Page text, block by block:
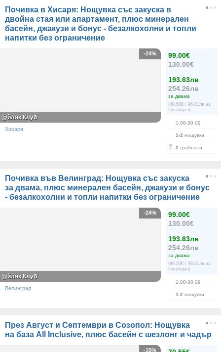
Почивка в Хисаря: Нощувка със закуска в
двойна стая или апартамент, плюс минерален
басейн, джакузи и бонус - безалкохолни и топли
напитки без ограничение
99.00€
130.00€
193.63лв
254.26лв
за двама
(49.50€ / 96.81лв на
човек/ден)
1.08-30.09
1-2 нощувки
2 грабнати
-24%
@йляк Клуб
Хисаря
Почивка във Велинград: Нощувка със закуска
за двама, плюс минерален басейн, джакузи и бонус
- безалкохолни и топли напитки без ограничение
99.00€
130.00€
193.63лв
254.26лв
за двама
(49.50€ / 96.81лв на
човек/ден)
1.08-30.09
1-2 нощувки
-24%
@йляк Клуб
Велинград
През Август и Септември в Созопол: Нощувка
на база All Inclusive, плюс басейн с шезлонг и чадър
-15%